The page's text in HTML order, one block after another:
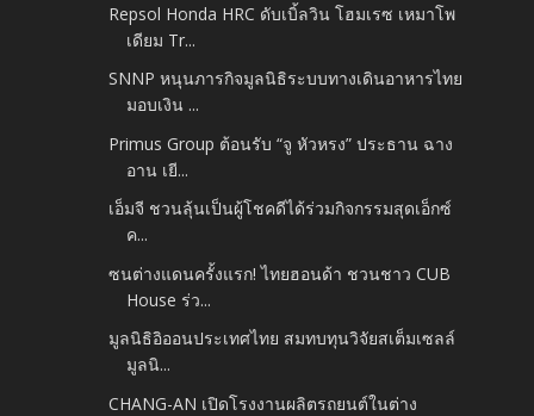
Repsol Honda HRC ดับเบิ้ลวิน โฮมเรซ เหมาโพ
เดียม Tr...
SNNP หนุนภารกิจมูลนิธิระบบทางเดินอาหารไทย
มอบเงิน ...
Primus Group ต้อนรับ “จู หัวหรง” ประธาน ฉาง
อาน เยี...
เอ็มจี ชวนลุ้นเป็นผู้โชคดีได้ร่วมกิจกรรมสุดเอ็กซ์
ค...
ซนต่างแดนครั้งแรก! ไทยฮอนด้า ชวนชาว CUB
House ร่ว...
มูลนิธิอิออนประเทศไทย สมทบทุนวิจัยสเต็มเซลล์
มูลนิ...
CHANG-AN เปิดโรงงานผลิตรถยนต์ในต่าง